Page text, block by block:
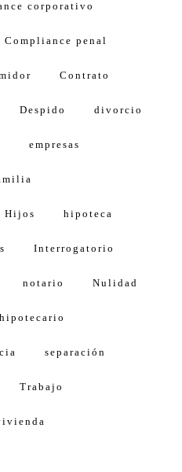
corporativo
Compliance penal
Contrato
Despido divorcio
empresas
Hijos hipoteca
Interrogatorio
notario Nulidad
separación
Trabajo